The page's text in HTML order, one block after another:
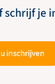
schrijf je
inschrijven